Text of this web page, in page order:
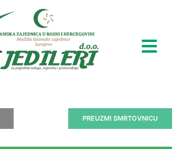
PREUZMI SMRTOVNICU